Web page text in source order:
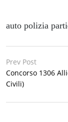
auto polizia
Prev Post
Concorso 1306
Civili)